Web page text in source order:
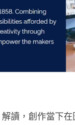
讀，創作當下